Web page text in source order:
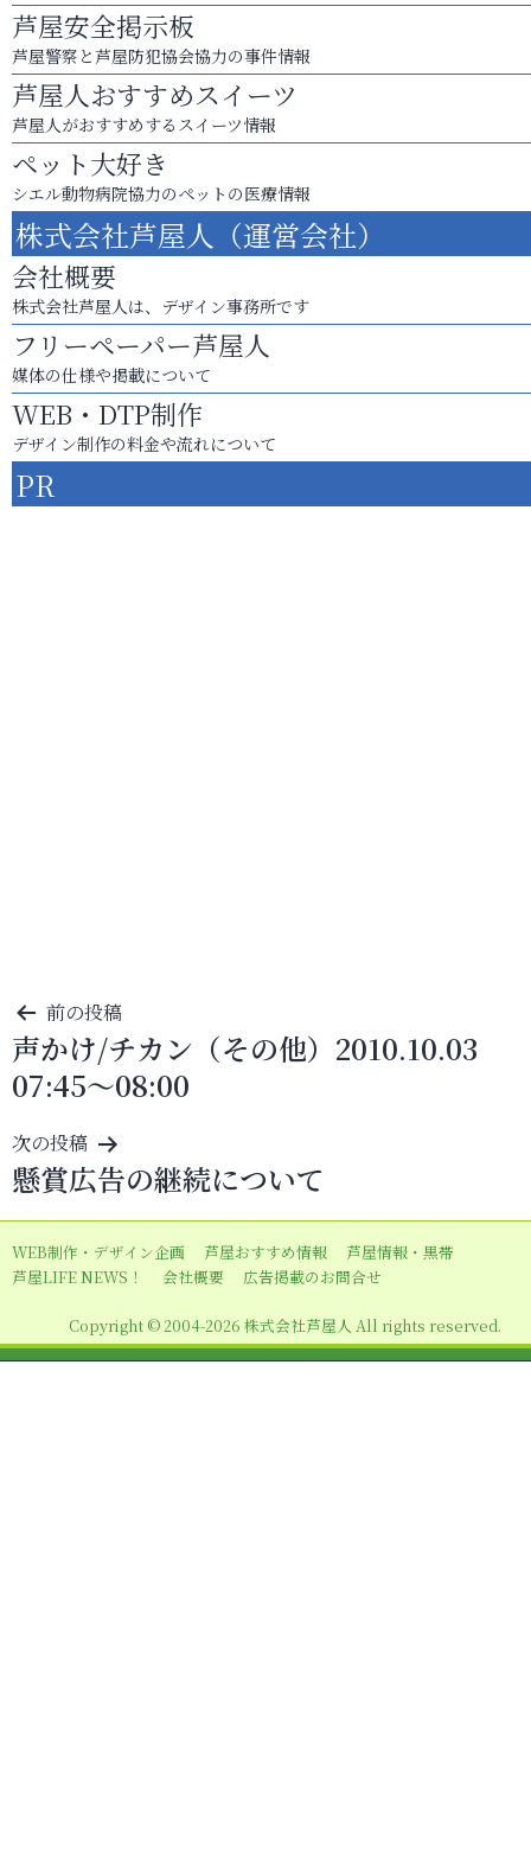
芦屋安全掲示板
芦屋警察と芦屋防犯協会協力の事件情報
芦屋人おすすめスイーツ
芦屋人がおすすめするスイーツ情報
ペット大好き
シエル動物病院協力のペットの医療情報
株式会社芦屋人（運営会社）
会社概要
株式会社芦屋人は、デザイン事務所です
フリーペーパー芦屋人
媒体の仕様や掲載について
WEB・DTP制作
デザイン制作の料金や流れについて
PR
投
稿
ナ
ビ
ゲ
ー
シ
ョ
前の投稿
声かけ/チカン（その他）2010.10.03
07:45～08:00
次の投稿
懸賞広告の継続について
WEB制作・デザイン企画 芦屋おすすめ情報
芦屋情報・黒帯
芦屋LIFE NEWS！
会社概要 広告掲載のお問合せ
Copyright © 2004-2026 株式会社芦屋人 All rights reserved.